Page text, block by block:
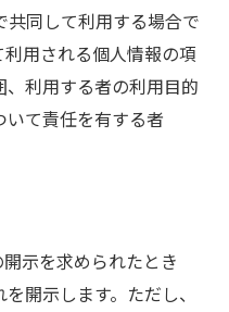
共同して利用する場合で
用される個人情報の項
利用する者の利用目的
て責任を有する者
示を求められたとき
開示します。ただし、
こちら